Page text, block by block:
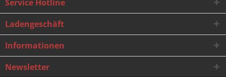
Service Hotline
Ladengeschäft
Informationen
Newsletter